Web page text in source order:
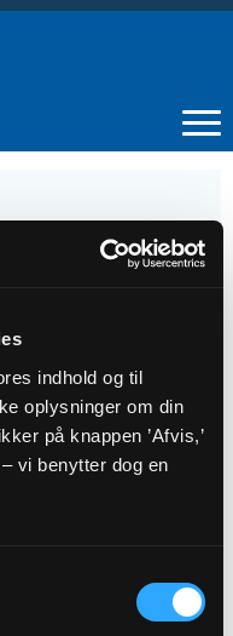
indhold og til
oplysninger om din
på knappen ’Afvis,’
vi benytter dog en
Sognehus